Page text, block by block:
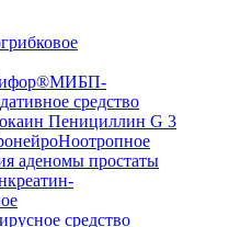
МИБП-
средство
Пенициллин G 3
Ноотропное
аденомы простаты
средство